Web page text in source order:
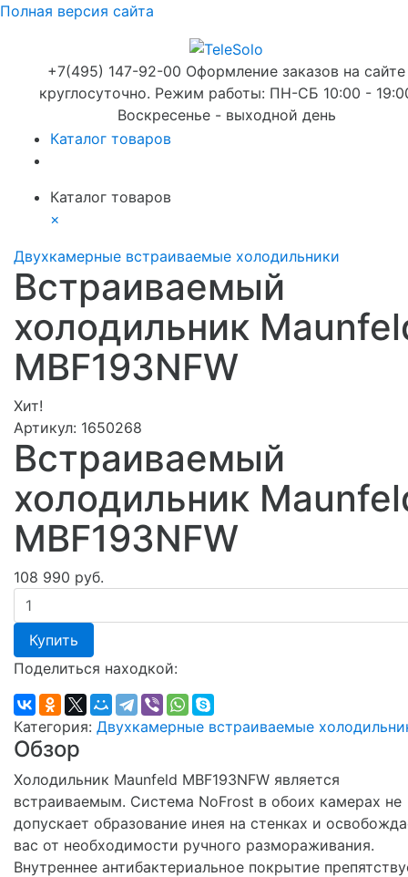
Полная версия сайта
+7(495) 147-92-00 Оформление заказов на сайте
круглосуточно. Режим работы: ПН-СБ 10:00 -
Воскресенье - выходной день
Каталог товаров
Каталог товаров
×
Двухкамерные встраиваемые холодильники
Встраиваемый
холодильник
MBF193NFW
Хит!
Артикул: 1650268
Встраиваемый
холодильник
MBF193NFW
108 990 руб.
Купить
Поделиться находкой:
Категория: Двухкамерные встраиваемые
Обзор
Холодильник Maunfeld MBF193NFW является
встраиваемым. Система NoFrost в обоих камерах не
допускает образование инея на стенках и
вас от необходимости ручного размораживания.
Внутреннее антибактериальное покрытие